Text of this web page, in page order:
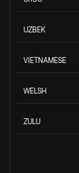
UZBEK
VIETNAMESE
WELSH
ZULU